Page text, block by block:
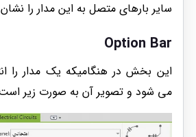
سایر بارهای متصل به این مدار را
Option Bar
این بخش در هنگامیکه یک مدار را
می شود و تصویر آن به صورت زیر